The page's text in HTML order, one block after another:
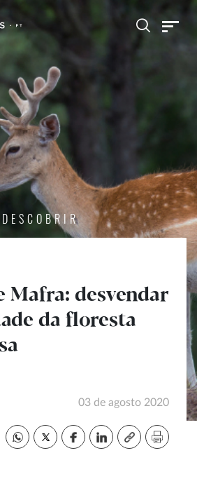
DESCOBRIR
Mafra: desvendar
da floresta
03 de agosto 2020